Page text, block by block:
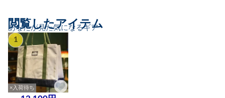
あなたが見た気になるギア
閲覧したアイテム
1
×入荷待ち